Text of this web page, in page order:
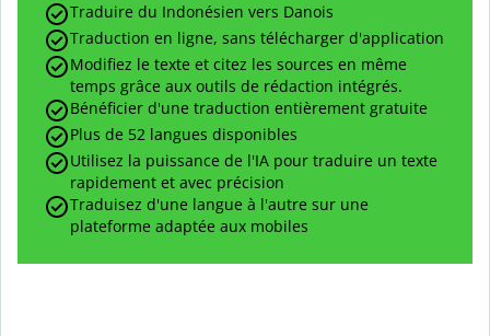
Traduire du Indonésien vers Danois
Traduction en ligne, sans télécharger d'application
Modifiez le texte et citez les sources en même
temps grâce aux outils de rédaction intégrés.
Bénéficier d'une traduction entièrement gratuite
Plus de 52 langues disponibles
Utilisez la puissance de l'IA pour traduire un texte
rapidement et avec précision
Traduisez d'une langue à l'autre sur une
plateforme adaptée aux mobiles